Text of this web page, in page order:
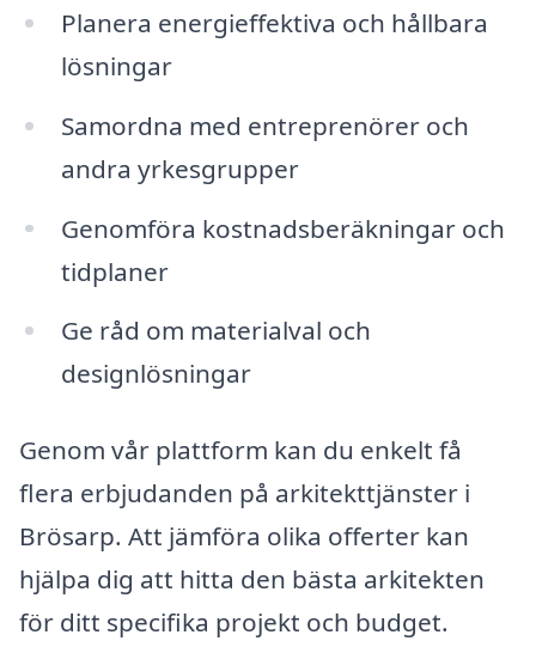
Planera energieffektiva och hållbara
lösningar
Samordna med entreprenörer och
andra yrkesgrupper
Genomföra kostnadsberäkningar och
tidplaner
Ge råd om materialval och
designlösningar
Genom vår plattform kan du enkelt få
flera erbjudanden på arkitekttjänster i
Brösarp. Att jämföra olika offerter kan
hjälpa dig att hitta den bästa arkitekten
för ditt specifika projekt och budget.